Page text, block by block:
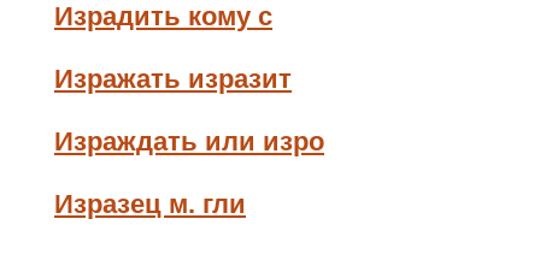
Израдить кому с
Изражать изразит
Израждать или изро
Изразец м. гли